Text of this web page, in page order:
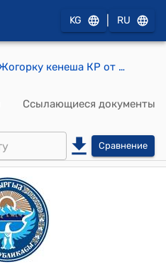
KG RU
Постановление Жогорку кенеша КР от 26 июня 2013 года № 3316-V "Об исполнении постановления Жогорку Кенеша Кыргызской Республики "О поручении Комитету Жогорку Кенеша Кыргызской Республики по образованию, науке, культуре и спорту" от 28 февраля 2013 года № 2830-V"
Ссылающиеся документы
Сравнение